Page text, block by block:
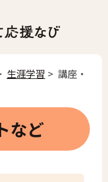
生涯学習 > 講座・
など